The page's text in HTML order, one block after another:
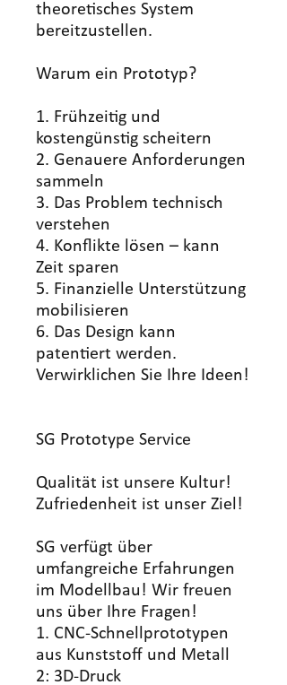
theoretisches System
bereitzustellen.
Warum ein Prototyp?
1. Frühzeitig und
kostengünstig scheitern
2. Genauere Anforderungen
sammeln
3. Das Problem technisch
verstehen
4. Konflikte lösen – kann
Zeit sparen
5. Finanzielle Unterstützung
mobilisieren
6. Das Design kann
patentiert werden.
Verwirklichen Sie Ihre Ideen!
SG Prototype Service
Qualität ist unsere Kultur!
Zufriedenheit ist unser Ziel!
SG verfügt über
umfangreiche Erfahrungen
im Modellbau! Wir freuen
uns über Ihre Fragen!
1. CNC-Schnellprototypen
aus Kunststoff und Metall
2: 3D-Druck